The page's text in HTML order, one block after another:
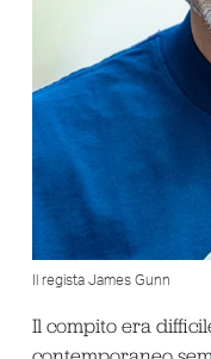
Il regista James Gunn
Il compito era